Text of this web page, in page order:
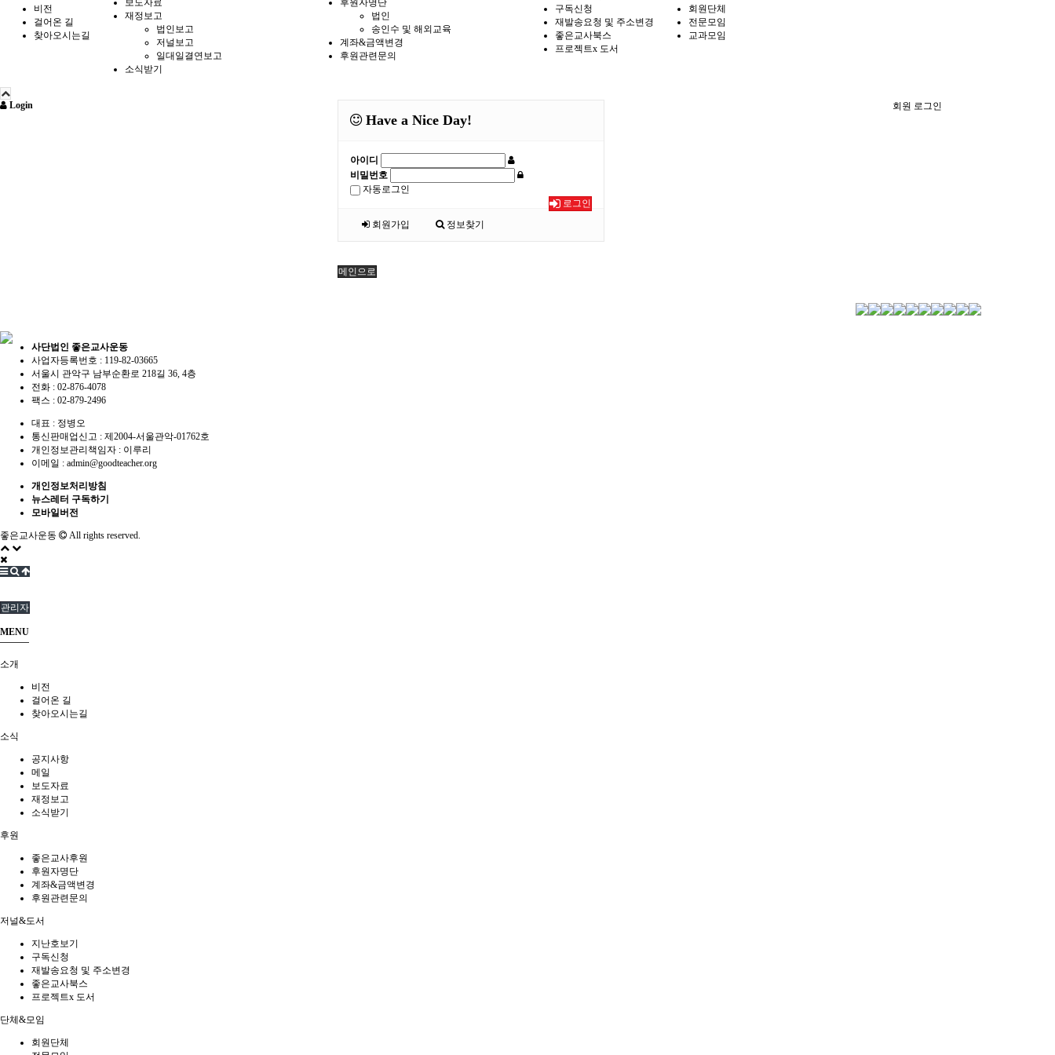
비전
걸어온 길
찾아오시는길
보도자료
재정보고
법인보고
저널보고
일대일결연보고
소식받기
후원자명단
법인
송인수 및 해외교육
계좌&금액변경
후원관련문의
구독신청
재발송요청 및 주소변경
좋은교사북스
프로젝트x 도서
회원단체
전문모임
교과모임
Login 회원 로그인
Have a Nice Day!
아이디
비밀번호
자동로그인
로그인
회원가입
정보찾기
메인으로
사단법인 좋은교사운동
사업자등록번호 : 119-82-03665
서울시 관악구 남부순환로 218길 36, 4층
전화 : 02-876-4078
팩스 : 02-879-2496
대표 : 정병오
통신판매업신고 : 제2004-서울관악-01762호
개인정보관리책임자 : 이루리
이메일 : admin@goodteacher.org
개인정보처리방침
뉴스레터 구독하기
모바일버전
좋은교사운동 All rights reserved.
관리자
MENU
소개
비전
걸어온 길
찾아오시는길
소식
공지사항
메일
보도자료
재정보고
소식받기
후원
좋은교사후원
후원자명단
계좌&금액변경
후원관련문의
저널&도서
지난호보기
구독신청
재발송요청 및 주소변경
좋은교사북스
프로젝트x 도서
단체&모임
회원단체